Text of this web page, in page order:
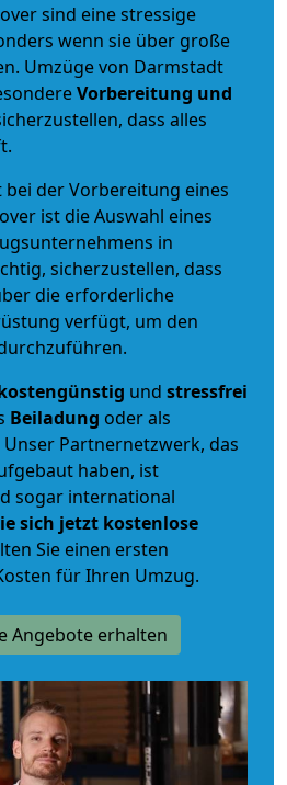
sind eine stressige
wenn sie über große
Umzüge von Darmstadt
Vorbereitung und
dass alles
der Vorbereitung eines
ist die Auswahl eines
in
sicherzustellen, dass
die erforderliche
verfügt, um den
und stressfrei
Beiladung oder als
Unser Partnernetzwerk, das
haben, ist
sogar international
sich jetzt kostenlose
Sie einen ersten
für Ihren Umzug.
Angebote erhalten